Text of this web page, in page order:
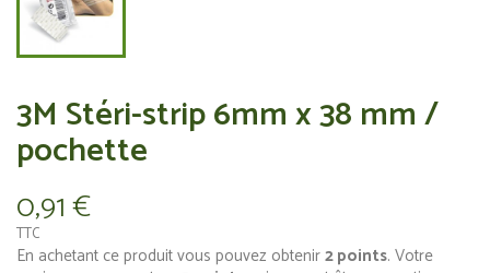
3M Stéri-strip 6mm x 38 mm /
pochette
0,91 €
TTC
En achetant ce produit vous pouvez obtenir2points. Votre